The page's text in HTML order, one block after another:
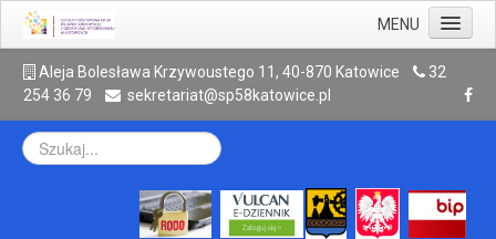
MENU
Aktualności
Rodzic
A leja Bolesława Krzywoustego 11, 40-870 Katowice
32
254 36 79
sekretariat@sp58katowice.pl